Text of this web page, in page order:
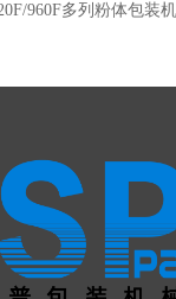
960F多列粉体包装